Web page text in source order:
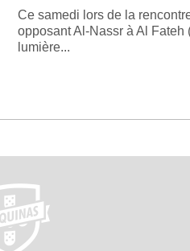
Ce samedi lors de la
opposant Al-Nassr à Al Fateh
lumière...